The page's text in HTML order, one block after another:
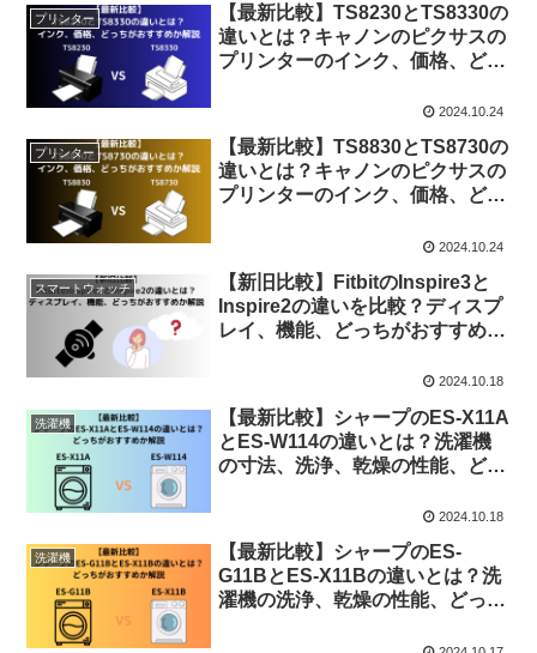
プリンター
【最新比較】TS8230とTS8330の
違いとは？キャノンのピクサスの
プリンターのインク、価格、どっ
2024.10.24
プリンター
【最新比較】TS8830とTS8730の
違いとは？キャノンのピクサスの
プリンターのインク、価格、どっ
2024.10.24
スマートウォッチ
【新旧比較】FitbitのInspire3と
Inspire2の違いを比較？ディスプ
レイ、機能、どっちがおすすめか
2024.10.18
洗濯機
【最新比較】シャープのES-X11A
とES-W114の違いとは？洗濯機
の寸法、洗浄、乾燥の性能、どっ
2024.10.18
洗濯機
【最新比較】シャープのES-
G11BとES-X11Bの違いとは？洗
濯機の洗浄、乾燥の性能、どっち